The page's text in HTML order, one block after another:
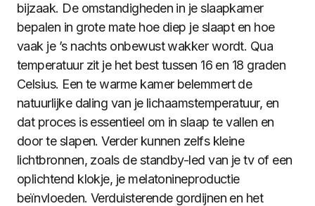
bijzaak. De omstandigheden in je slaapkamer
bepalen in grote mate hoe diep je slaapt en hoe
vaak je ’s nachts onbewust wakker wordt. Qua
temperatuur zit je het best tussen 16 en 18 graden
Celsius. Een te warme kamer belemmert de
natuurlijke daling van je lichaamstemperatuur, en
dat proces is essentieel om in slaap te vallen en
door te slapen. Verder kunnen zelfs kleine
lichtbronnen, zoals de standby-led van je tv of een
oplichtend klokje, je melatonineproductie
beïnvloeden. Verduisterende gordijnen en het